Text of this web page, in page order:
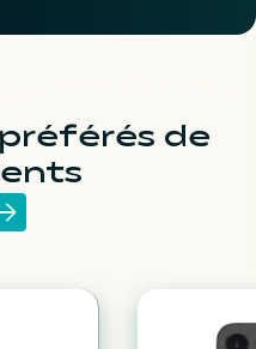
de